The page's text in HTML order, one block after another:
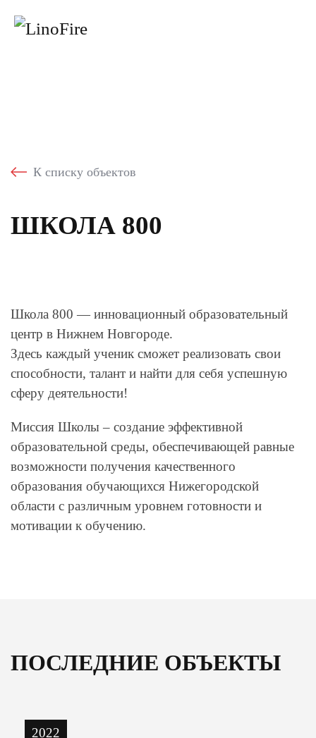
К списку объектов
ШКОЛА 800
Школа 800 — инновационный образовательный
центр в Нижнем Новгороде.
Здесь каждый ученик сможет реализовать свои
способности, талант и найти для себя успешную
сферу деятельности!
Миссия Школы – создание эффективной
образовательной среды, обеспечивающей равные
возможности получения качественного
образования обучающихся Нижегородской
области с различным уровнем готовности и
мотивации к обучению.
ПОСЛЕДНИЕ ОБЪЕКТЫ
2022